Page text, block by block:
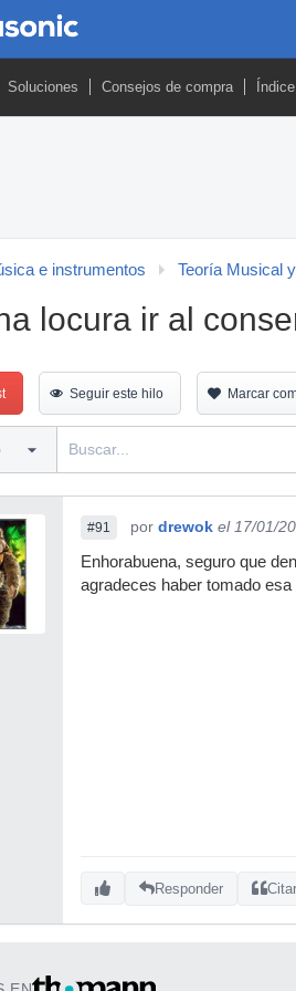
Soluciones Consejos de compra Índice
e instrumentos Teoría Musical
locura ir al
Seguir este hilo Marcar
#91 por drewok el 17/01/
Enhorabuena, seguro que
agradeces haber tomado esa
Responder Citar